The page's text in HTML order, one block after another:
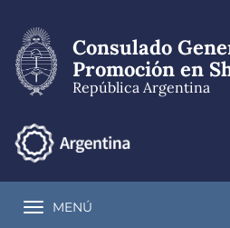
contenido
principal
Consulado
Promoción en
República Argentina
Toggle navigation
MENÚ